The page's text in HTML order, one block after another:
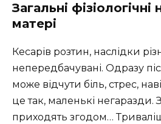
Загальні
матері
Кесарів розтин, наслідки
непередбачувані. Одразу
може відчути біль, стрес,
це так, маленькі негаразди.
приходять згодом…